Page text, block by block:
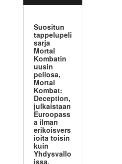
Suositun
tappelupeli
sarja
Mortal
Kombatin
uusin
peliosa,
Mortal
Kombat:
Deception,
julkaistaan
Euroopass
a ilman
erikoisvers
ioita toisin
kuin
Yhdysvallo
issa.